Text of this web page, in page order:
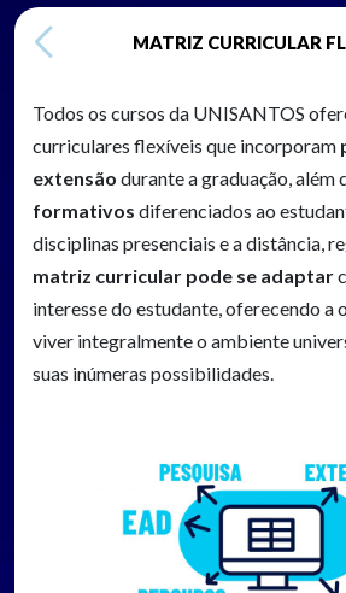
MATRIZ CURRICULAR
Todos os cursos da UNISANTOS
curriculares flexíveis que incorporam
extensão durante a graduação, além
formativos diferenciados ao
disciplinas presenciais e a distância,
matriz curricular pode se adaptar
interesse do estudante, oferecendo a
viver integralmente o ambiente
suas inúmeras possibilidades.